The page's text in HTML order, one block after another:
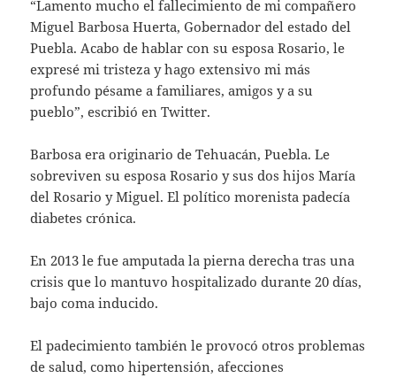
“Lamento mucho el fallecimiento de mi compañero
Miguel Barbosa Huerta, Gobernador del estado del
Puebla. Acabo de hablar con su esposa Rosario, le
expresé mi tristeza y hago extensivo mi más
profundo pésame a familiares, amigos y a su
pueblo”, escribió en Twitter.
Barbosa era originario de Tehuacán, Puebla. Le
sobreviven su esposa Rosario y sus dos hijos María
del Rosario y Miguel. El político morenista padecía
diabetes crónica.
En 2013 le fue amputada la pierna derecha tras una
crisis que lo mantuvo hospitalizado durante 20 días,
bajo coma inducido.
El padecimiento también le provocó otros problemas
de salud, como hipertensión, afecciones